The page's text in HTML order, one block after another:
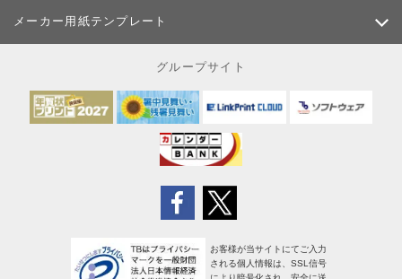
メーカー用紙テンプレート
グループサイト
お客様が当サイトにてご入力
される個人情報は、SSL信号